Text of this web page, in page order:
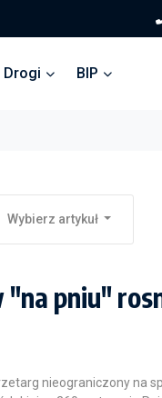
Drogi BIP
Wybierz artykuł
pniu"
nieograniczony na